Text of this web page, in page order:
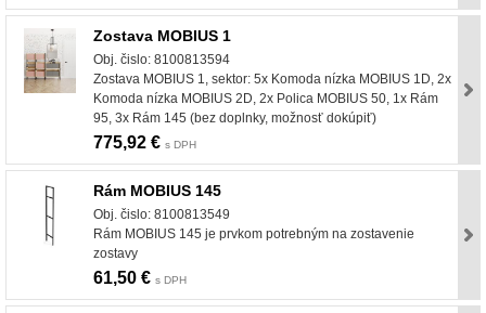
Zostava MOBIUS 1
Obj. čislo: 8100813594
Zostava MOBIUS 1, sektor: 5x Komoda nízka MOBIUS 1D, 2x
Komoda nízka MOBIUS 2D, 2x Polica MOBIUS 50, 1x Rám
95, 3x Rám 145 (bez doplnky, možnosť dokúpiť)
775,92 € s DPH
Rám MOBIUS 145
Obj. čislo: 8100813549
Rám MOBIUS 145 je prvkom potrebným na zostavenie
zostavy
61,50 € s DPH